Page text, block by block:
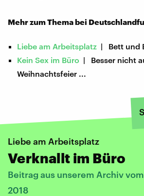
Mehr zum Thema bei
Liebe am Arbeitsplatz | Bett und
Kein Sex im Büro | Besser nicht
Weihnachtsfeier ...
Liebe am Arbeitsplatz
Verknallt im Büro
Beitrag aus unserem Archiv
2018